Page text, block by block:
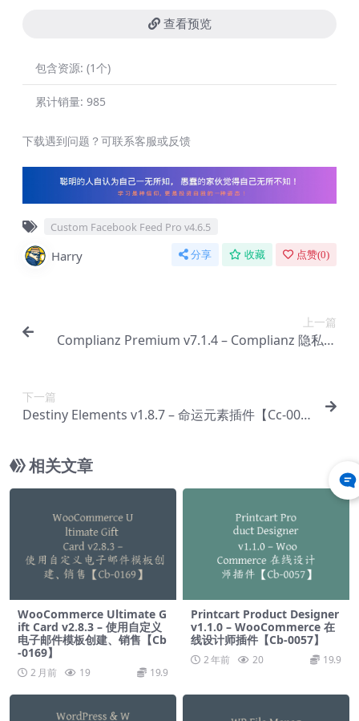
查看预览
包含资源: (1个)
累计销量: 985
下载遇到问题？可联系客服或反馈
Custom Facebook Feed Pro v4.6.5
Harry 分享 收藏 点赞(0)
上一篇
Complianz Premium v​​7.1.4 – Complianz 隐私套
下一篇
Destiny Elements v1.8.7 – 命运元素插件【Cc-002
相关文章
WooCommerce Ultimate G
ift Card v2.8.3 – 使用自定义
电子邮件模板创建、销售【Cb
-0169】
2 月前 19 19.9
Printcart Product Designer
v1.1.0 – WooCommerce 在
线设计师插件【Cb-0057】
2 年前 20 19.9